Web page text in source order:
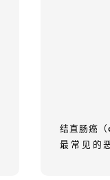
结直肠癌
最常见的